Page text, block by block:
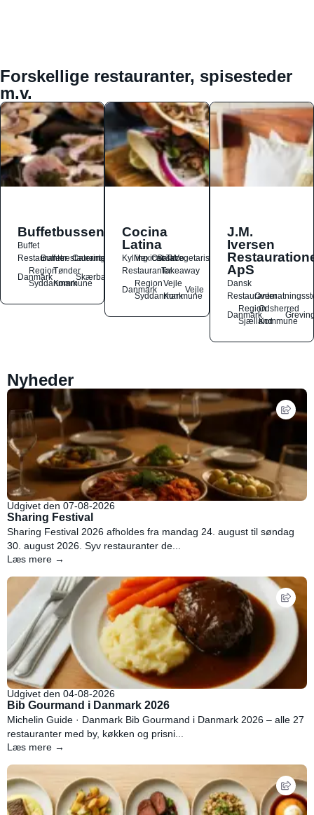
Forskellige restauranter, spisesteder
m.v.
Buffetbussen
Buffet
Restauranter
Buffetrestauranter
Catering
Danmark
Region
Syddanmark
Tønder
Kommune
Skærbæk
Cocina
Latina
Kylling
Mexicansk
OstSalat
TacoVegetarisk
RestauranterTakeaway
Danmark
Region
Syddanmark
Vejle
Kommune
Vejle
J.M.
Iversen
ApS
Dansk
Restauranter
Danmark
Region
Sjælland
Odsherred
Kommune
Nyheder
Udgivet den 07-08-2026
Sharing Festival
Sharing Festival 2026 afholdes fra mandag 24. august til søndag
30. august 2026. Syv restauranter de...
Læs mere →
Udgivet den 04-08-2026
Bib Gourmand i Danmark 2026
Michelin Guide · Danmark Bib Gourmand i Danmark 2026 – alle 27
restauranter med by, køkken og prisni...
Læs mere →